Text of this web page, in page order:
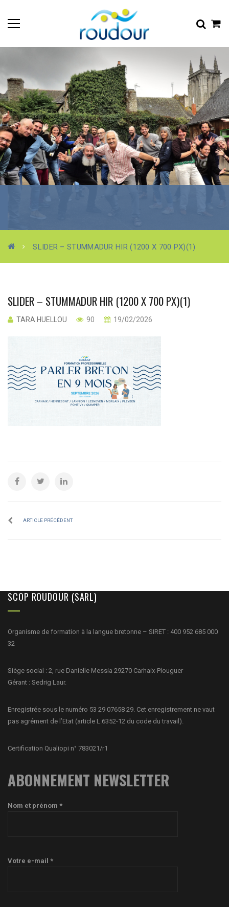
SLIDER – STUMMADUR HIR (1200 X 700 PX)(1)
SLIDER – STUMMADUR HIR (1200 X 700 PX)(1)
TARA HUELLOU 90 19/02/2026
ARTICLE PRÉCÉDENT
SCOP ROUDOUR (SARL)
Organisme de formation à la langue bretonne – SIRET : 400 952 685 000
32
Siège social : 2, rue Danielle Messia 29270 Carhaix-Plouguer
Gérant : Sedrig Laur.
Enregistrée sous le numéro 53 29 07658 29. Cet enregistrement ne vaut
pas agrément de l’Etat (article L.6352-12 du code du travail).
Certification Qualiopi n° 783021/r1
ABONNEMENT NEWSLETTER
Nom et prénom *
Votre e-mail *